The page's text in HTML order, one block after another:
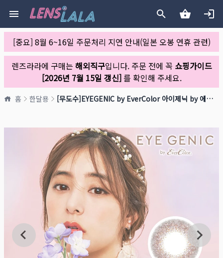
[중요] 8월 6~16일 주문처리 지연 안내(일본 오봉 연휴 관련)
렌즈라라에 구매는 해외직구입니다. 주문 전에 꼭 쇼핑가이드
[2026년 7월 15일 갱신]를 확인해 주세요.
홈 한달용 [무도수]EYEGENIC by EverColor 아이제닉 by 에버컬러 코코플럼(1박스 2개들이)